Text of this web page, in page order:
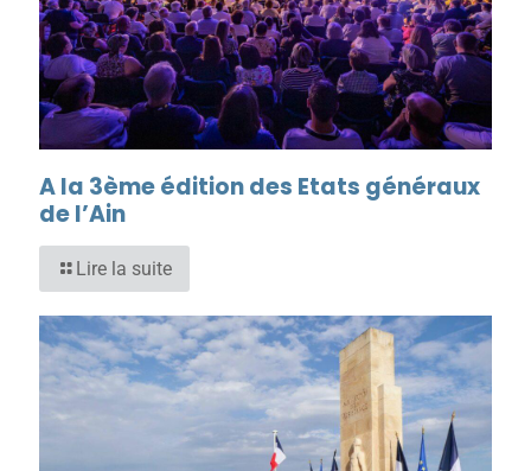
A la 3ème édition des Etats généraux
de l’Ain
Lire la suite